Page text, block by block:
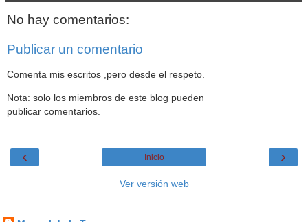
No hay comentarios:
Publicar un comentario
Comenta mis escritos ,pero desde el respeto.
Nota: solo los miembros de este blog pueden
publicar comentarios.
‹ ›
Inicio
Ver versión web